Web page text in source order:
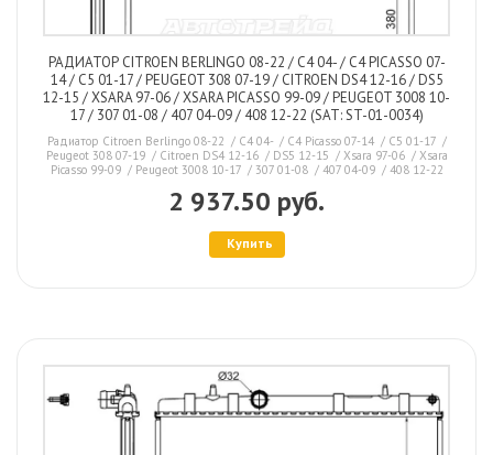
РАДИАТОР CITROEN BERLINGO 08-22 / C4 04- / C4 PICASSO 07-
14 / C5 01-17 / PEUGEOT 308 07-19 / CITROEN DS4 12-16 / DS5
12-15 / XSARA 97-06 / XSARA PICASSO 99-09 / PEUGEOT 3008 10-
17 / 307 01-08 / 407 04-09 / 408 12-22 (SAT: ST-01-0034)
Радиатор Citroen Berlingo 08-22 / C4 04- / C4 Picasso 07-14 / C5 01-17 /
Peugeot 308 07-19 / Citroen DS4 12-16 / DS5 12-15 / Xsara 97-06 / Xsara
Picasso 99-09 / Peugeot 3008 10-17 / 307 01-08 / 407 04-09 / 408 12-22
2 937.50 руб.
Купить